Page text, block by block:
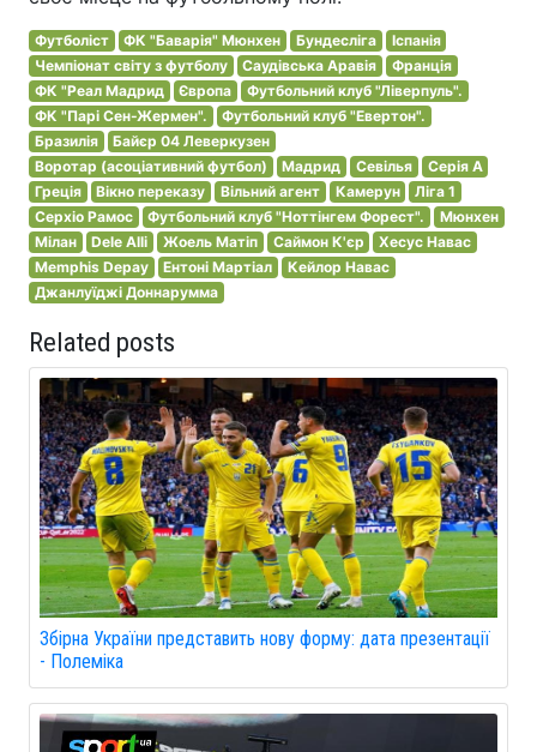
Футболіст ФК "Баварія" Мюнхен Бундесліга
Іспанія
Чемпіонат світу з футболу
Саудівська Аравія
Франція
ФК "Реал Мадрид
Європа
Футбольний клуб "Ліверпуль".
ФК "Парі Сен-Жермен".
Футбольний клуб "Евертон".
Бразилія
Байєр 04 Леверкузен
Воротар (асоціативний футбол)
Мадрид Севілья
Серія A
Греція
Вікно переказу Вільний агент Камерун
Ліга 1
Серхіо Рамос
Футбольний клуб "Ноттінгем Форест".
Мюнхен
Мілан
Dele Alli Жоель Матіп Саймон К'єр
Хесус Навас
Memphis Depay
Ентоні Мартіал
Кейлор Навас
Джанлуїджі Доннарумма
Related posts
Збірна України представить нову форму: дата презентації
- Полеміка